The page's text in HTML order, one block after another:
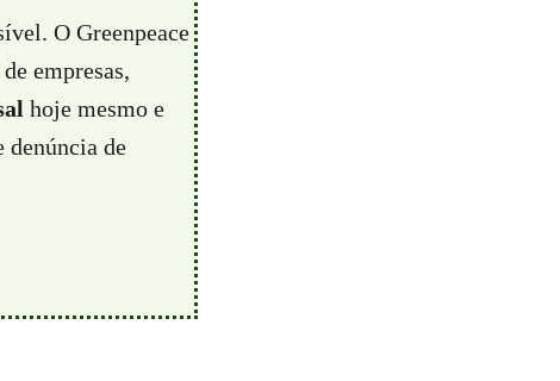
O Greenpeace
empresas,
hoje mesmo e
denúncia de